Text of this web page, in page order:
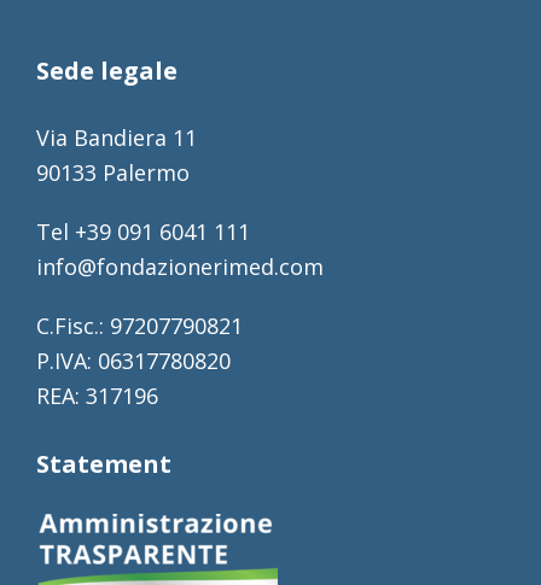
Sede legale
Via Bandiera 11
90133 Palermo
Tel +39 091 6041 111
info@fondazionerimed.com
C.Fisc.: 97207790821
P.IVA: 06317780820
REA: 317196
Statement